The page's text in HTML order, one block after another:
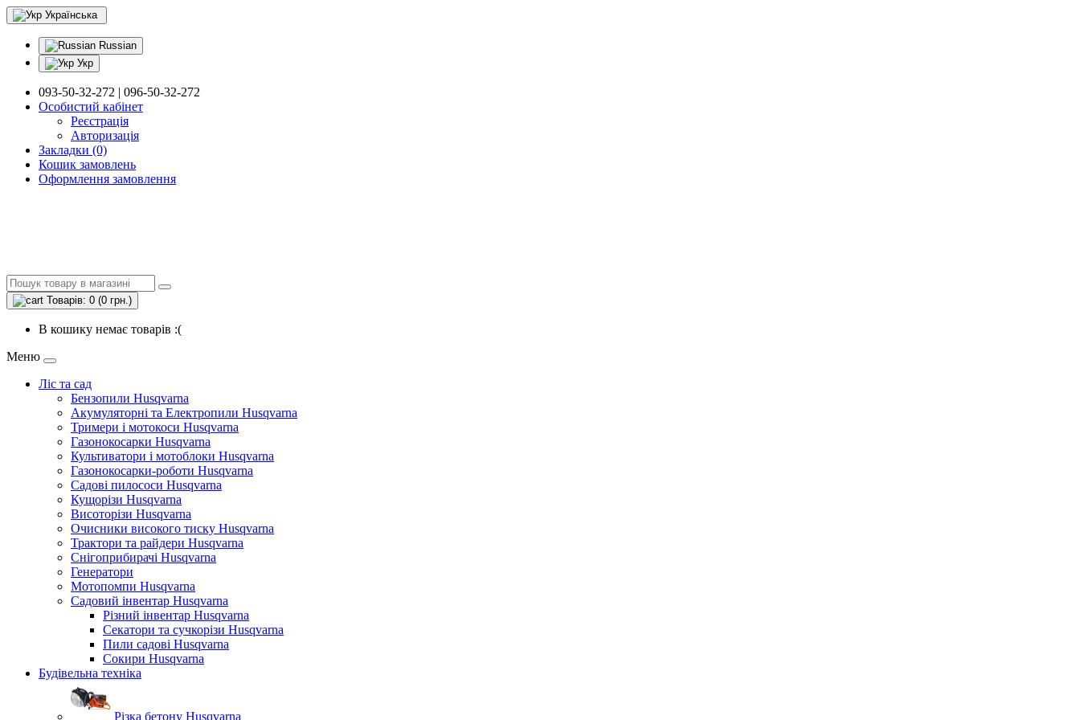
Українська
Russian
Укр
093-50-32-272 | 096-50-32-272
Особистий кабінет
Реєстрація
Авторизація
Закладки (0)
Кошик замовлень
Оформлення замовлення
Товарів: 0 (0 грн.)
В кошику немає товарів :(
Меню
Ліс та сад
Бензопили Husqvarna
Акумуляторні та Електропили Husqvarna
Тримери і мотокоси Husqvarna
Газонокосарки Husqvarna
Культиватори і мотоблоки Husqvarna
Газонокосарки-роботи Husqvarna
Садові пилососи Husqvarna
Кущорізи Husqvarna
Висоторізи Husqvarna
Очисники високого тиску Husqvarna
Трактори та райдери Husqvarna
Снігоприбирачі Husqvarna
Генератори
Мотопомпи Husqvarna
Садовий інвентар Husqvarna
Різний інвентар Husqvarna
Секатори та сучкорізи Husqvarna
Пили садові Husqvarna
Сокири Husqvarna
Будівельна техніка
Різка бетону Husqvarna